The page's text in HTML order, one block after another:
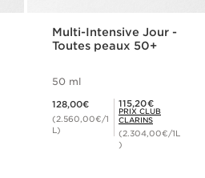
Multi-Intensive Jour -
Toutes peaux 50+
50 ml
128,00€
(2.560,00€/1
L)
Prix Club Clarins 115,20€
115,20€
PRIX CLUB
CLARINS
(2.304,00€/1L
)